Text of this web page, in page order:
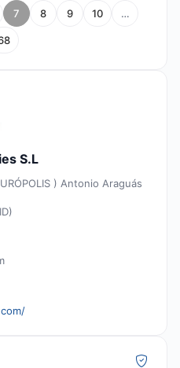
7 8 9 10 …
S.L
) Antonio Araguás